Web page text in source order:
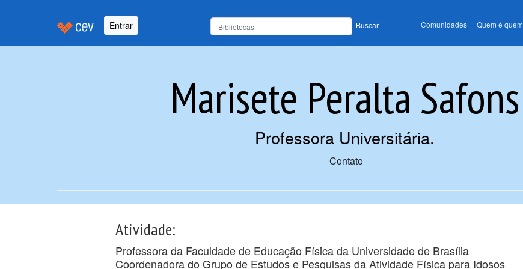
Entrar Buscar Comunidades Quem é quem
Marisete Peralta Safons
Professora Universitária.
Contato
Atividade:
Professora da Faculdade de Educação Física da Universidade de Brasília
Coordenadora do Grupo de Estudos e Pesquisas da Atividade Física para Idosos